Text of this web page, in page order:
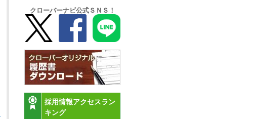
クローバーナビ公式ＳＮＳ！
採用情報アクセスラン
キング